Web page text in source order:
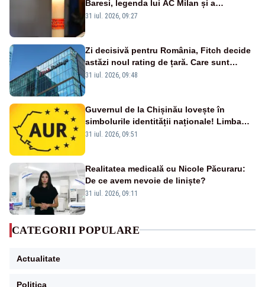
Baresi, legenda lui AC Milan și a
naționalei Italiei, a murit
31 iul. 2026, 09:27
Zi decisivă pentru România, Fitch decide
astăzi noul rating de țară. Care sunt
efectele retrogradării la categoria „junk”
31 iul. 2026, 09:48
Guvernul de la Chișinău lovește în
simbolurile identității naționale! Limba
română nu se economisește! Limba
31 iul. 2026, 09:51
Realitatea medicală cu Nicole Păcuraru:
De ce avem nevoie de liniște?
31 iul. 2026, 09:11
CATEGORII POPULARE
Actualitate
Politica